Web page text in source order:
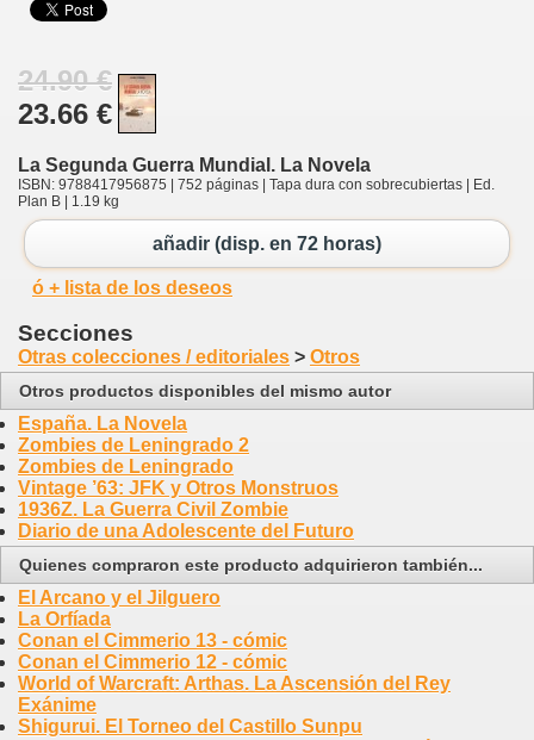
24.90 €
23.66 €
La Segunda Guerra Mundial. La Novela
ISBN: 9788417956875 | 752 páginas | Tapa dura con sobrecubiertas | Ed.
Plan B | 1.19 kg
añadir (disp. en 72 horas)
ó + lista de los deseos
Secciones
Otras colecciones / editoriales > Otros
Otros productos disponibles del mismo autor
España. La Novela
Zombies de Leningrado 2
Zombies de Leningrado
Vintage ’63: JFK y Otros Monstruos
1936Z. La Guerra Civil Zombie
Diario de una Adolescente del Futuro
Quienes compraron este producto adquirieron también...
El Arcano y el Jilguero
La Orfíada
Conan el Cimmerio 13 - cómic
Conan el Cimmerio 12 - cómic
World of Warcraft: Arthas. La Ascensión del Rey
Exánime
Shigurui. El Torneo del Castillo Sunpu